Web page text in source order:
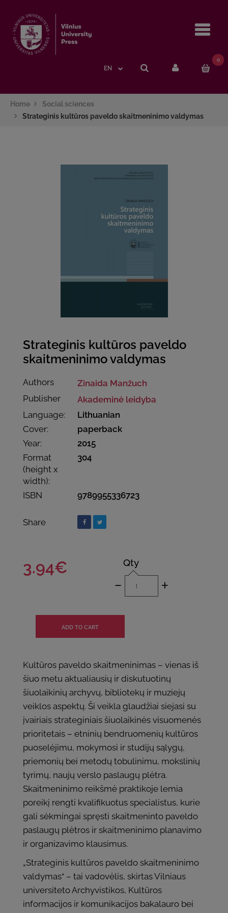
EN
0
Home
Social sciences
Strateginis kultūros paveldo skaitmeninimo valdymas
Strateginis kultūros paveldo
skaitmeninimo valdymas
Authors
Zinaida Manžuch
Publisher
Akademinė leidyba
Language:
Lithuanian
Cover:
paperback
Year:
2015
Format
(height x
width):
304
ISBN 9789955336723
Share
3.94€ Qty
- +
Kultūros paveldo skaitmeninimas – vienas iš
šiuo metu aktualiausių ir diskutuotinų
šiuolaikinių archyvų, bibliotekų ir muziejų
veiklos aspektų. Ši veikla glaudžiai siejasi su
įvairiais strateginiais šiuolaikinės visuomenės
prioritetais – etninių bendruomenių kultūros
puoselėjimu, mokymosi ir studijų sąlygų,
priemonių bei metodų tobulinimu, mokslinių
tyrimų, naujų verslo paslaugų plėtra.
Skaitmeninimo reikšmė praktikoje lemia
poreikį rengti kvalifikuotus specialistus, kurie
gali sėkmingai spręsti skaitmeninto paveldo
paslaugų plėtros ir skaitmeninimo planavimo
ir organizavimo klausimus.
„Strateginis kultūros paveldo skaitmeninimo
valdymas“ – tai vadovėlis, skirtas Vilniaus
universiteto Archyvistikos, Kultūros
informacijos ir komunikacijos bakalauro bei